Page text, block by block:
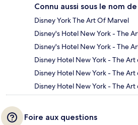
Connu aussi sous le nom de
Disney York The Art Of Marvel
Disney's Hotel New York - The
Disney's Hotel New York - The
Disney Hotel New York - The
Disney Hotel New York - The Art
Disney Hotel New York - The
Foire aux questions